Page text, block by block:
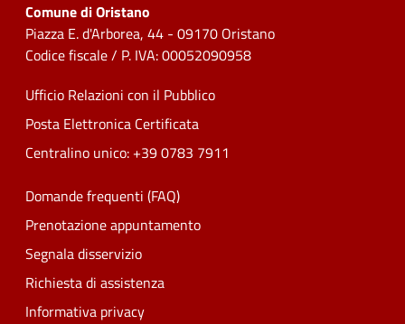
Comune di Oristano
Piazza E. d'Arborea, 44 - 09170 Oristano
Codice fiscale / P. IVA: 00052090958
Ufficio Relazioni con il Pubblico
Posta Elettronica Certificata
Centralino unico: +39 0783 7911
Domande frequenti (FAQ)
Prenotazione appuntamento
Segnala disservizio
Richiesta di assistenza
Informativa privacy